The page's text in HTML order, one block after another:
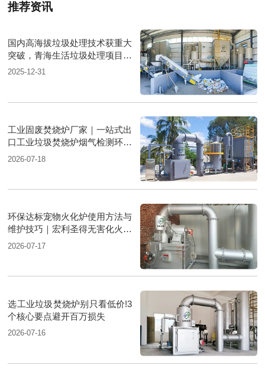
推荐资讯
国内高海拔垃圾处理技术获重大
突破，青海生活垃圾处理项目树
行业新标杆
2025-12-31
工业固废焚烧炉厂家｜一站式出
口工业垃圾焚烧炉烟气检测环保
达标
2026-07-18
环保达标宠物火化炉使用方法与
维护技巧｜宏利圣得无害化火化
设备科普
2026-07-17
选工业垃圾焚烧炉别只看低价!3
个核心要点避开百万损失
2026-07-16